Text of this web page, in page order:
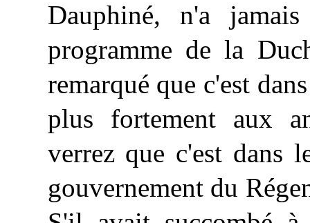
Dauphiné, n'a
programme de la
remarqué que c'est
plus fortement aux
verrez que c'est dans
gouvernement du